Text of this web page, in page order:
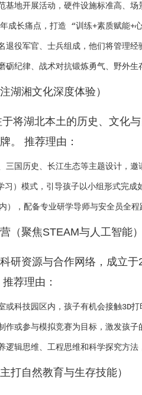
地开展活动，硬件设施标准高、
长痛点，打造 “训练+素质赋能+
役军官、士兵组成，他们将管理
湖湘文化深度体验）
将湖北本土的历史、文化
。 推荐理由：
国历史、长江生态等主题设计，
）模式，引导孩子以小组形式完
（聚焦STEAM与人工智能）
研资源与合作网络，成立于
荐理由：
科技园区内，孩子有机会接触3D
或参与模拟竞赛为目标，激发孩
打自然教育与生存技能）